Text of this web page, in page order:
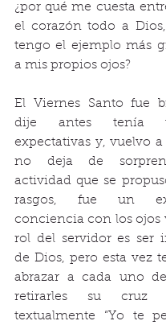
¿por qué me cuesta
el corazón todo a
tengo el ejemplo más
a mis propios ojos?
El Viernes Santo fue
dije antes tenía
expectativas y, vuelvo
no deja de
actividad que se
rasgos, fue un
conciencia con los ojos
rol del servidor es ser
de Dios, pero esta vez
abrazar a cada uno
retirarles su cruz
textualmente “Yo te